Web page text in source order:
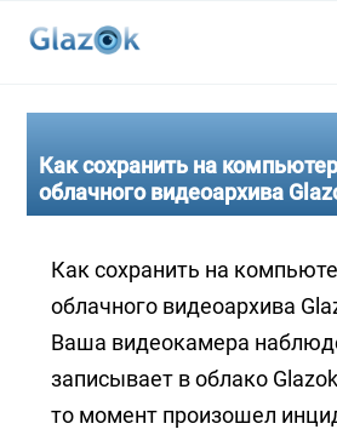
Подключение
Тарифы
Видеоаналитика
Решения для бизнеса
Оплата
Инструкции
Как сохранить на
облачного видеоархива
Как сохранить на
облачного видеоархива
Ваша видеокамера
записывает в облако
то момент произошел